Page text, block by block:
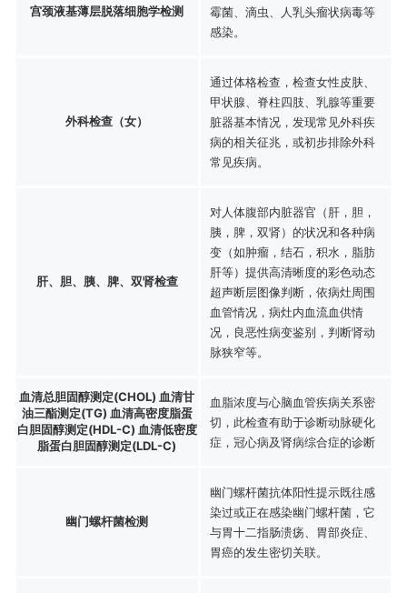
宫颈液基薄层脱落细胞学检测
霉菌、滴虫、人乳头瘤状病毒等
感染。
外科检查（女）
通过体格检查，检查女性皮肤、
甲状腺、脊柱四肢、乳腺等重要
脏器基本情况，发现常见外科疾
病的相关征兆，或初步排除外科
常见疾病。
肝、胆、胰、脾、双肾检查
对人体腹部内脏器官（肝，胆，
胰，脾，双肾）的状况和各种病
变（如肿瘤，结石，积水，脂肪
肝等）提供高清晰度的彩色动态
超声断层图像判断，依病灶周围
血管情况，病灶内血流血供情
况，良恶性病变鉴别，判断肾动
脉狭窄等。
血清总胆固醇测定(CHOL) 血清甘
油三酯测定(TG) 血清高密度脂蛋
白胆固醇测定(HDL-C) 血清低密度
脂蛋白胆固醇测定(LDL-C)
血脂浓度与心脑血管疾病关系密
切，此检查有助于诊断动脉硬化
症，冠心病及肾病综合症的诊断
幽门螺杆菌检测
幽门螺杆菌抗体阳性提示既往感
染过或正在感染幽门螺杆菌，它
与胃十二指肠溃疡、胃部炎症、
胃癌的发生密切关联。